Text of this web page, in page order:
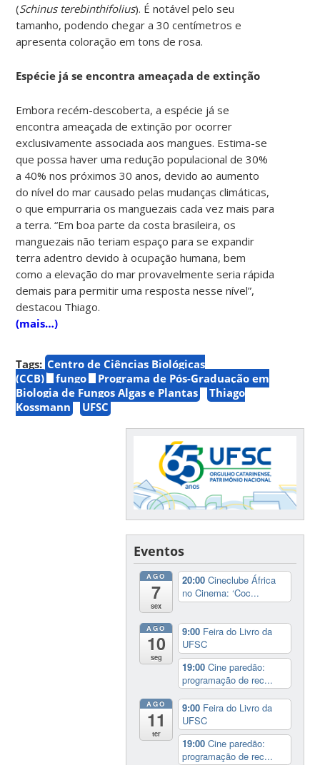
(Schinus terebinthifolius). É notável pelo seu
tamanho, podendo chegar a 30 centímetros e
apresenta coloração em tons de rosa.
Espécie já se encontra ameaçada de extinção
Embora recém-descoberta, a espécie já se
encontra ameaçada de extinção por ocorrer
exclusivamente associada aos mangues. Estima-se
que possa haver uma redução populacional de 30%
a 40% nos próximos 30 anos, devido ao aumento
do nível do mar causado pelas mudanças climáticas,
o que empurraria os manguezais cada vez mais para
a terra. “Em boa parte da costa brasileira, os
manguezais não teriam espaço para se expandir
terra adentro devido à ocupação humana, bem
como a elevação do mar provavelmente seria rápida
demais para permitir uma resposta nesse nível”,
destacou Thiago.
(mais…)
Tags: Centro de Ciências Biológicas
(CCB)
fungo
Programa de Pós-Graduação em
Biologia de Fungos Algas e Plantas
Thiago
Kossmann
UFSC
Eventos
AGO
7
sex
20:00Cineclube África
no Cinema: ‘Coc...
AGO
10
seg
9:00 Feira do Livro da
UFSC
19:00Cine paredão:
programação de rec...
AGO
11
ter
9:00 Feira do Livro da
UFSC
19:00Cine paredão:
programação de rec...